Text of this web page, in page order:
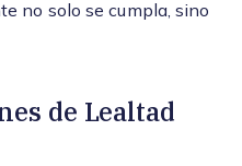
no solo se cumpla, sino
de Lealtad